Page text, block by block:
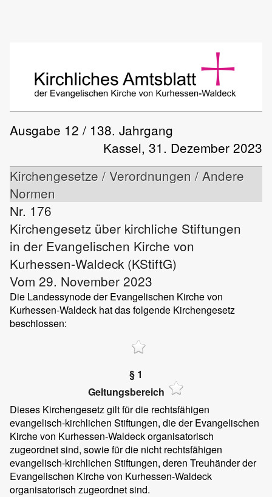
Ausgabe 12 / 138. Jahrgang
Kassel, 31. Dezember 2023
Kirchengesetze / Verordnungen / Andere
Normen
Nr. 176
Kirchengesetz über kirchliche Stiftungen
in der Evangelischen Kirche von
Kurhessen-Waldeck (KStiftG)
Vom 29. November 2023
Die Landessynode der Evangelischen Kirche von
Kurhessen-Waldeck hat das folgende Kirchengesetz
beschlossen:
§ 1
Geltungsbereich
Dieses Kirchengesetz gilt für die rechtsfähigen
evangelisch-kirchlichen Stiftungen, die der Evangelischen
Kirche von Kurhessen-Waldeck organisatorisch
zugeordnet sind, sowie für die nicht rechtsfähigen
evangelisch-kirchlichen Stiftungen, deren Treuhänder der
Evangelischen Kirche von Kurhessen-Waldeck
organisatorisch zugeordnet sind.